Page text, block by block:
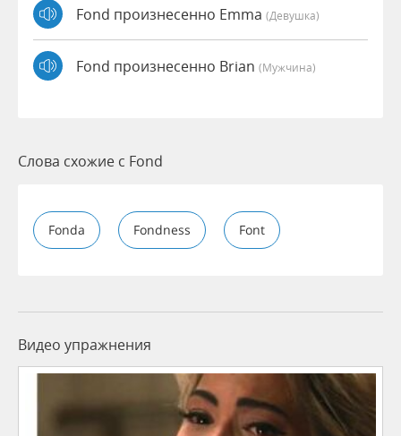
Fond произнесенно Emma (девушка)
Fond произнесенно Brian (мужчина)
Слова схожие с Fond
Fonda Fondness Font
Видео упражнения